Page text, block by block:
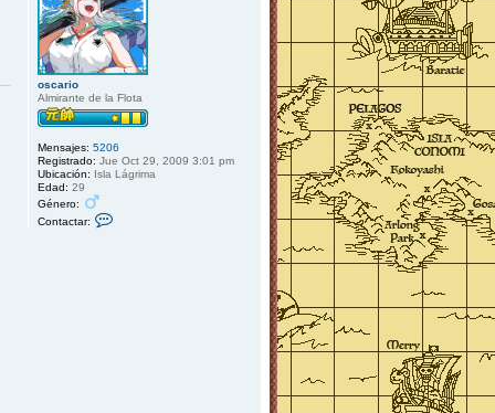
oscario
Almirante de la Flota
Mensajes: 5206
Registrado: Jue Oct 29, 2009 3:01 pm
Ubicación: Isla Lágrima
Edad: 29
Género:
Contactar: